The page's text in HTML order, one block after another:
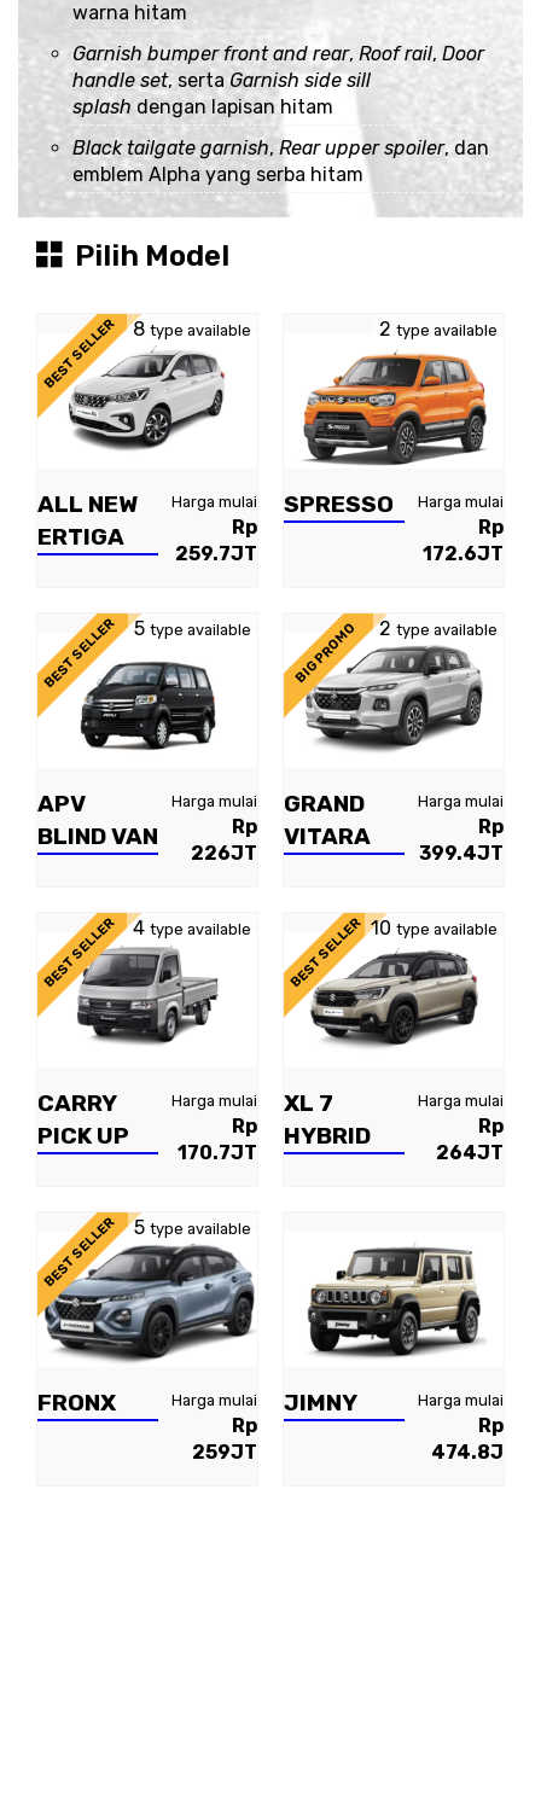
warna hitam
Garnish bumper front and rear, Roof rail, Door
handle set, sertaGarnish side sill
splash dengan lapisan hitam
Black tailgate garnish, Rear upper spoiler, dan
emblem Alpha yang serba hitam
Pilih Model
ALL NEW
ERTIGA
Harga mulai
Rp
259.7JT
BEST SELLER 8 type available
SPRESSO Harga mulai
Rp
172.6JT
2 type available
APV
BLIND VAN
Harga mulai
Rp
226JT
BEST SELLER 5 type available
GRAND
VITARA
Harga mulai
Rp
399.4JT
BIG PROMO 2 type available
CARRY
PICK UP
Harga mulai
Rp
170.7JT
BEST SELLER 4 type available
XL 7
HYBRID
Harga mulai
Rp
264JT
BEST SELLER 10 type available
FRONX Harga mulai
Rp
259JT
BEST SELLER 5 type available
JIMNY Harga mulai
Rp
474.8J